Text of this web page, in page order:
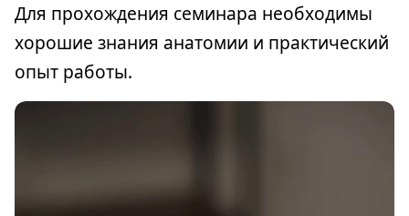
Для прохождения семинара необходимы
хорошие знания анатомии и практический
опыт работы.